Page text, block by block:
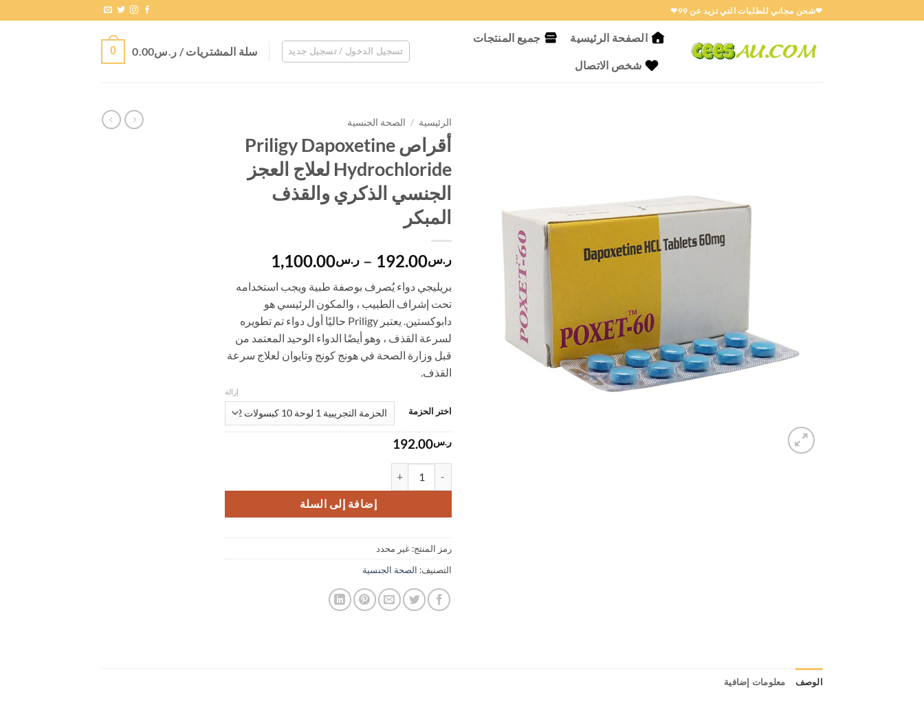
للمحتوى
❤شحن مجاني للطلبات التي تزيد عن 99❤
الصفحة الرئيسية جميع المنتجات
شخص الاتصال
تسجيل الدخول / تسجيل جديد سلة المشتريات / ر.س0.00
0
الرئيسية / الصحة الجنسية
أقراص Priligy Dapoxetine
Hydrochloride لعلاج العجز
الجنسي الذكري والقذف
المبكر
ر.س192.00
– ر.س1,100.00
من
خلال
بريليجي دواء يُصرف بوصفة طبية ويجب استخدامه
تحت إشراف الطبيب ، والمكون الرئيسي هو
دابوكستين.
يعتبر Priligy حاليًا أول دواء تم تطويره
لسرعة القذف ، وهو أيضًا الدواء الوحيد المعتمد من
قبل وزارة الصحة في هونج كونج وتايوان لعلاج سرعة
القذف.
اختر الحزمة
إزالة
ر.س192.00
إضافة إلى السلة
رمز المنتج: غير محدد
التصنيف: الصحة الجنسية
الوصف معلومات إضافية